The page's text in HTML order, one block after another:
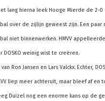
lang hierna leek Hooge Mierde de 2-
over de zijlijn geweest zijn. Een paar
niet binnenwerken. HMVV
weinig wist te creëren.
Ron Jansen en Lars Valckx. Echter,
liep meer achteruit, maar bleef af en
Duizel nog een enorme kans op de